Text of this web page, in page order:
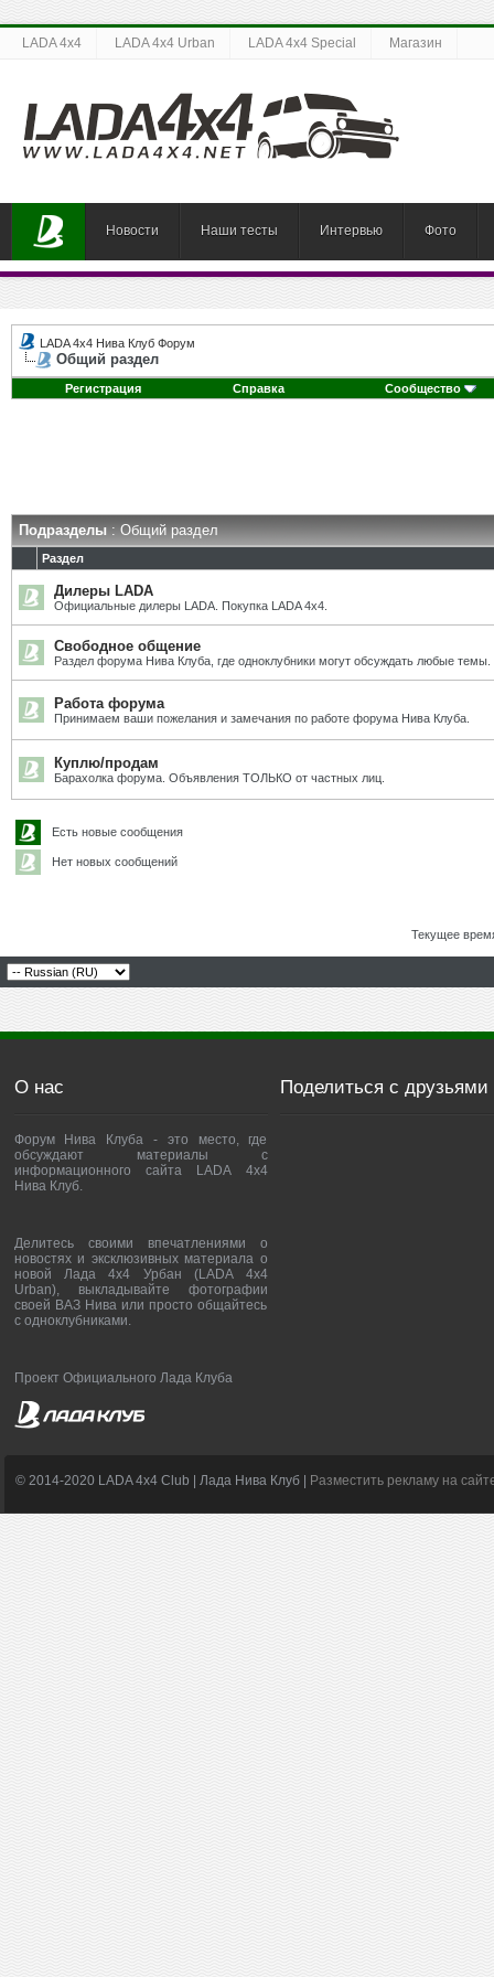
LADA 4x4 LADA 4x4 Urban LADA 4x4 Special Магазин
Новости Наши тесты Интервью Фото
LADA 4x4 Нива Клуб Форум
Общий раздел
Регистрация Справка Сообщество
Подразделы: Общий раздел
Раздел
Дилеры LADA
Официальные дилеры LADA. Покупка LADA 4x4.
Свободное общение
Раздел форума Нива Клуба, где одноклубники могут обсуждать любые темы.
Работа форума
Принимаем ваши пожелания и замечания по работе форума Нива Клуба.
Куплю/продам
Барахолка форума. Объявления ТОЛЬКО от частных лиц.
Есть новые сообщения
Нет новых сообщений
Текущее
О нас
Форум Нива Клуба - это место, где
обсуждают материалы с
информационного сайта LADA 4x4
Нива Клуб.
Делитесь своими впечатлениями о
новостях и эксклюзивных материала о
новой Лада 4х4 Урбан (LADA 4x4
Urban), выкладывайте фотографии
своей ВАЗ Нива или просто общайтесь
с одноклубниками.
Проект Официального Лада Клуба
Поделиться с друзьями
© 2014-2020 LADA 4x4 Club | Лада Нива Клуб | Разместить рекламу на